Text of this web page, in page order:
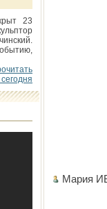
23
Мария